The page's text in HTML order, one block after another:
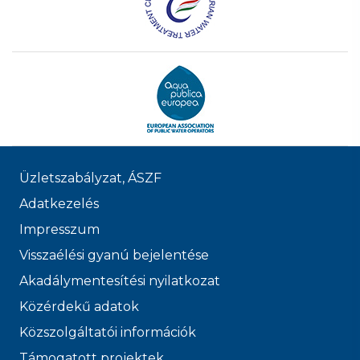
módjában a fenti díjtételtől eltekinteni, mivel
a folyamat során számlázott összeg
tartalmazza a vízmérő kiszerelési költségét,
illetve az előre fizetendő vizsgálati díjat is.
A pontossági vizsgálat államigazgatási eljárás,
megállapításai ellen csak bírósági eljárás
keretében van jogorvoslati lehetőség.
Üzletszabályzat, ÁSZF
Adatkezelés
Impresszum
Visszaélési gyanú bejelentése
Akadálymentesítési nyilatkozat
Közérdekű adatok
Közszolgáltatói információk